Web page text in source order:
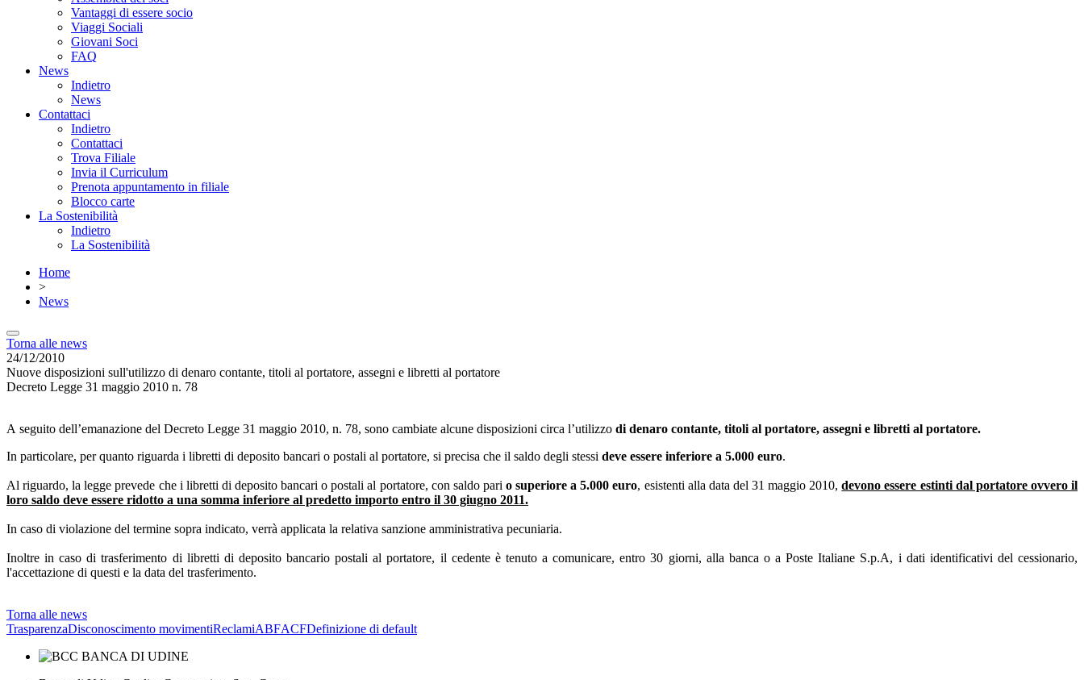
Vantaggi di essere socio
Viaggi Sociali
Giovani Soci
FAQ
News
Indietro
News
Contattaci
Indietro
Contattaci
Trova Filiale
Invia il Curriculum
Prenota appuntamento in filiale
Blocco carte
La Sostenibilità
Indietro
La Sostenibilità
Home
>
News
Torna alle news
24/12/2010
Nuove disposizioni sull'utilizzo di denaro contante, titoli al portatore, assegni e libretti al portatore
Decreto Legge 31 maggio 2010 n. 78
A seguito dell’emanazione del Decreto Legge 31 maggio 2010, n. 78, sono cambiate alcune disposizioni circa l’utilizzo di denaro contante, titoli al portatore, assegni e libretti al portatore.
In particolare, per quanto riguarda i libretti di deposito bancari o postali al portatore, si precisa che il saldo degli stessi deve essere inferiore a 5.000 euro.
Al riguardo, la legge prevede che i libretti di deposito bancari o postali al portatore, con saldo pari o superiore a 5.000 euro, esistenti alla data del 31 maggio 2010,devono essere estinti dal portatore ovvero il
loro saldo deve essere ridotto a una somma inferiore al predetto importo entro il 30 giugno 2011.
In caso di violazione del termine sopra indicato, verrà applicata la relativa sanzione amministrativa pecuniaria.
Inoltre in caso di trasferimento di libretti di deposito bancario postali al portatore, il cedente è tenuto a comunicare, entro 30 giorni, alla banca o a Poste Italiane S.p.A, i dati identificativi del cessionario,
l'accettazione di questi e la data del trasferimento.
Torna alle news
TrasparenzaDisconoscimento movimentiReclamiABFACFDefinizione di default